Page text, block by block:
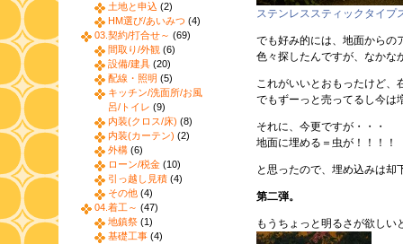
ステンレススティックタイ
でも好み的には、地面からの
色々探したんですが、なかな
これがいいとおもったけど、
でもずーっと売ってるし今は
それに、今更ですが・・・
地面に埋める＝虫が！！！！
と思ったので、埋め込みは却
第二弾。
もうちょっと明るさが欲しい
土地と申込 (2)
HM選び/あいみつ (4)
03.契約/打合せ～ (69)
間取り/外観 (6)
設備/建具 (20)
配線・照明 (5)
キッチン/洗面所/お風
呂/トイレ (9)
内装(クロス/床) (8)
内装(カーテン) (2)
外構 (6)
ローン/税金 (10)
引っ越し見積 (4)
その他 (4)
04.着工～ (47)
地鎮祭 (1)
基礎工事 (4)